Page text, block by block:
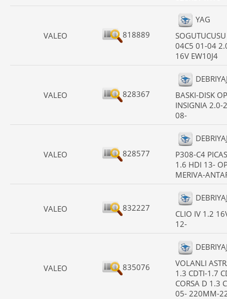
VALEO 818889
YAG
04C5 01-04
16V EW10J4
VALEO 828367
BASKI-DISK
INSIGNIA 2.0-
08-
VALEO 828577
P308-C4
1.6 HDI 13-
MERIVA-
VALEO 832227
CLIO IV 1.2
12-
VALEO 835076
VOLANLI
1.3 CDTI-1.7
CORSA D 1.3
05- 220MM-